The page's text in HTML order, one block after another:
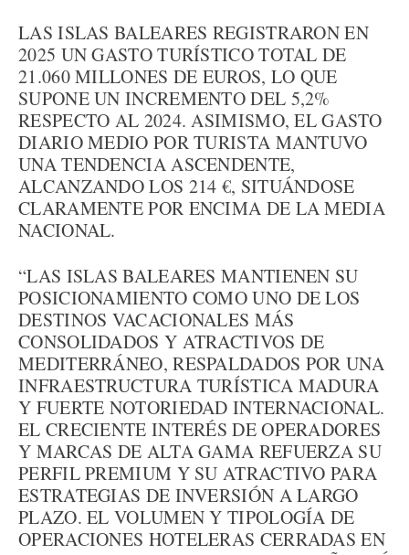
LAS ISLAS BALEARES REGISTRARON EN
2025 UN GASTO TURÍSTICO TOTAL DE
21.060 MILLONES DE EUROS, LO QUE
SUPONE UN INCREMENTO DEL 5,2%
RESPECTO AL 2024. ASIMISMO, EL GASTO
DIARIO MEDIO POR TURISTA MANTUVO
UNA TENDENCIA ASCENDENTE,
ALCANZANDO LOS 214 €, SITUÁNDOSE
CLARAMENTE POR ENCIMA DE LA MEDIA
NACIONAL.
“LAS ISLAS BALEARES MANTIENEN SU
POSICIONAMIENTO COMO UNO DE LOS
DESTINOS VACACIONALES MÁS
CONSOLIDADOS Y ATRACTIVOS DE
MEDITERRÁNEO, RESPALDADOS POR UNA
INFRAESTRUCTURA TURÍSTICA MADURA
Y FUERTE NOTORIEDAD INTERNACIONAL.
EL CRECIENTE INTERÉS DE OPERADORES
Y MARCAS DE ALTA GAMA REFUERZA SU
PERFIL PREMIUM Y SU ATRACTIVO PARA
ESTRATEGIAS DE INVERSIÓN A LARGO
PLAZO. EL VOLUMEN Y TIPOLOGÍA DE
OPERACIONES HOTELERAS CERRADAS EN